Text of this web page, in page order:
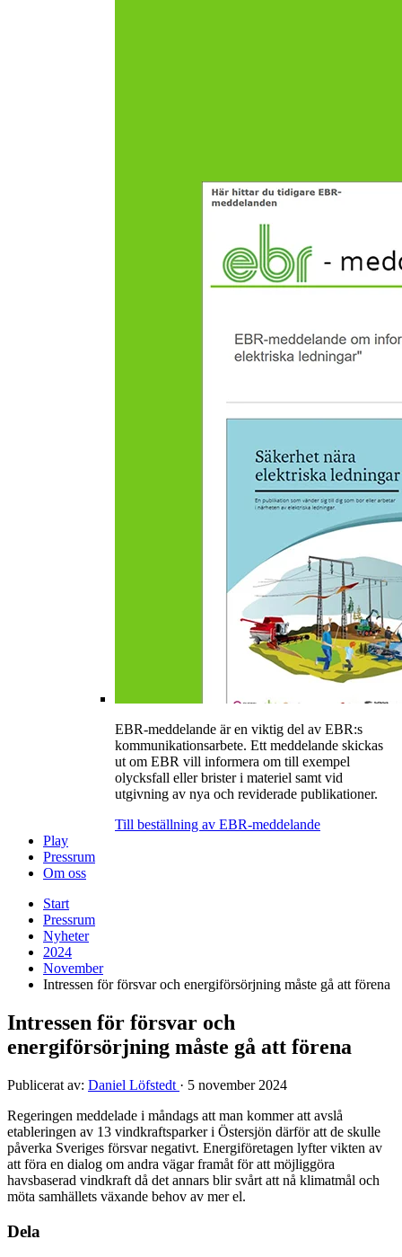
EBR-meddelande är en viktig del av EBR:s
kommunikationsarbete. Ett meddelande skickas
ut om EBR vill informera om till exempel
olycksfall eller brister i materiel samt vid
utgivning av nya och reviderade publikationer.
Till beställning av EBR-meddelande
Play
Pressrum
Om oss
Start
Pressrum
Nyheter
2024
November
Intressen för försvar och energiförsörjning måste gå att förena
Intressen för försvar och
energiförsörjning måste gå att förena
Publicerat av: Daniel Löfstedt · 5 november 2024
Regeringen meddelade i måndags att man kommer att avslå
etableringen av 13 vindkraftsparker i Östersjön därför att de skulle
påverka Sveriges försvar negativt. Energiföretagen lyfter vikten av
att föra en dialog om andra vägar framåt för att möjliggöra
havsbaserad vindkraft då det annars blir svårt att nå klimatmål och
möta samhällets växande behov av mer el.
Dela